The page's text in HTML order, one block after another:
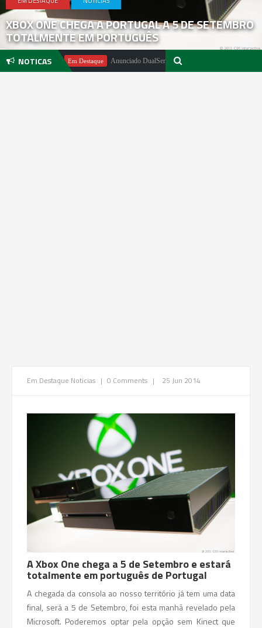
XBOX ONE CHEGA A PORTUGAL A 5 DE SETEMBRO
TOTALMENTE EM PORTUGUÊS
NOTICAS
Pachter Em Destaque Anunciado DualSense The Last of Us Limited Edition
Em Destaque Noticias | 0 Comments | 25 Jun 2014
A Xbox One chega a 5 de Setembro e estará
totalmente em português de Portugal
A chegada da consola ao nosso território já tem uma data
final, será a 5 de Setembro, foi esta manhã revelado pela
Microsoft. Poderemos optar pela opção sem Kinect que